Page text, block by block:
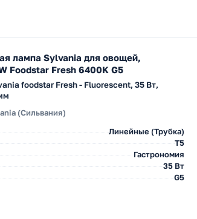
лампа Sylvania для овощей,
Foodstar Fresh 6400K G5
foodstar Fresh - Fluorescent, 35 Вт,
(Сильвания)
Линейные (Трубка)
T5
Гастрономия
35 Вт
G5